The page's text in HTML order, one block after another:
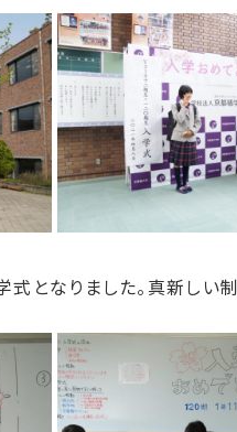
となりました。真新しい